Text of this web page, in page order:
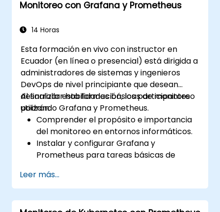
Monitoreo con Grafana y Prometheus
14 Horas
Esta formación en vivo con instructor en
Ecuador (en línea o presencial) está dirigida a
administradores de sistemas y ingenieros
DevOps de nivel principiante que desean
desarrollar habilidades básicas de monitoreo
utilizando Grafana y Prometheus.
Al finalizar esta formación, los participantes
podrán:
Comprender el propósito e importancia
del monitoreo en entornos informáticos.
Instalar y configurar Grafana y
Prometheus para tareas básicas de
Crear paneles simples y alertas para
visualizar el rendimiento del sistema.
Aplicar buenas prácticas para
Leer más...